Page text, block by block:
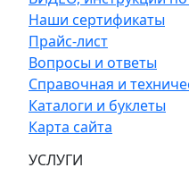
Наши сертификаты
Прайс-лист
Вопросы и ответы
Справочная и
Каталоги и буклеты
Карта сайта
УСЛУГИ